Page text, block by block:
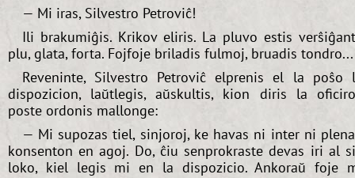
— Mi iras, Silvestro Petroviĉ!
Ili brakumiĝis. Krikov eliris. La pluvo estis
plu, glata, forta. Fojfoje briladis fulmoj, bruadis tondro...
Reveninte, Silvestro Petroviĉ elprenis el la poŝo
dispozicion, laŭtlegis, aŭskultis, kion diris la
poste ordonis mallonge:
— Mi supozas tiel, sinjoroj, ke havas ni inter ni
konsenton en agoj. Do, ĉiu senprokraste devas iri al
loko, kiel legis mi en la dispozicio. Ankoraŭ foje